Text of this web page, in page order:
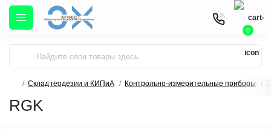
0
Склад геодезии и КИПиА Контрольно-измерительные приборы
RGK